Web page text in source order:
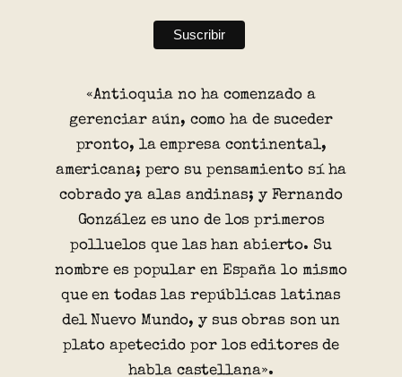
«Antioquia no ha comenzado a
gerenciar aún, como ha de suceder
pronto, la empresa continental,
americana; pero su pensamiento sí ha
cobrado ya alas andinas; y Fernando
González es uno de los primeros
polluelos que las han abierto. Su
nombre es popular en España lo mismo
que en todas las repúblicas latinas
del Nuevo Mundo, y sus obras son un
plato apetecido por los editores de
habla castellana».